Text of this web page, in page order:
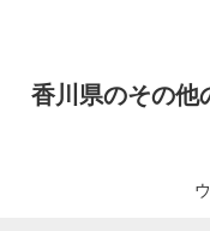
香川県のその他